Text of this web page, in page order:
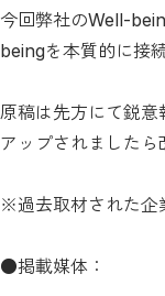
今回弊社のWell-
beingを本質的に接
原稿は先方にて鋭意
アップされました
※過去取材された企
●掲載媒体：